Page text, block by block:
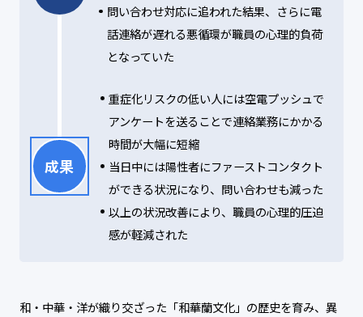
問い合わせ対応に追われた結果、さらに電
話連絡が遅れる悪循環が職員の心理的負荷
となっていた
成果
重症化リスクの低い人には空電プッシュで
アンケートを送ることで連絡業務にかかる
時間が大幅に短縮
当日中には陽性者にファーストコンタクト
ができる状況になり、問い合わせも減った
以上の状況改善により、職員の心理的圧迫
感が軽減された
和・中華・洋が織り交ざった「和華蘭文化」の歴史を育み、異